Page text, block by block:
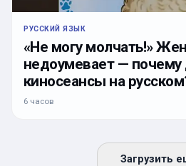
РУССКИЙ ЯЗЫК
«Не могу молчать!»
недоумевает — почему
киносеансы на
6 часов
Загрузить